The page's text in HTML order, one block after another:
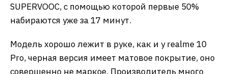
SUPERVOOC, с помощью которой первые 50%
набираются уже за 17 минут.
Модель хорошо лежит в руке, как и у realme 10
Pro, черная версия имеет матовое покрытие, оно
совершенно не маркое. Производитель много